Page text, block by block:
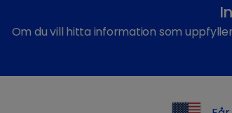
Om du vill hitta information som